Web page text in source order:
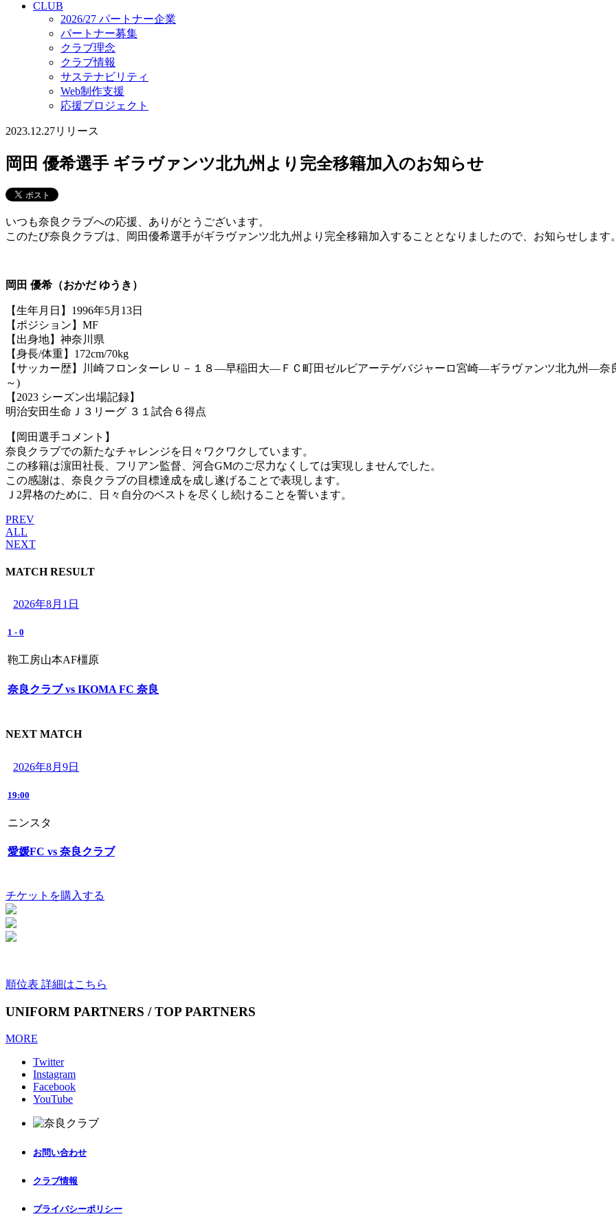
CLUB
2026/27 パートナー企業
パートナー募集
クラブ理念
クラブ情報
サステナビリティ
Web制作支援
応援プロジェクト
2023.12.27リリース
岡田 優希選手 ギラヴァンツ北九州より完全移籍加入のお知らせ
いつも奈良クラブへの応援、ありがとうございます。
このたび奈良クラブは、岡田優希選手がギラヴァンツ北九州より完全移籍加入することとなりましたので、お知らせします
岡田 優希（おかだ ゆうき）
【生年月日】1996年5月13日
【ポジション】MF
【出身地】神奈川県
【身長/体重】172cm/70kg
【サッカー歴】川崎フロンターレＵ－１８―早稲田大―ＦＣ町田ゼルビアーテゲバジャーロ宮崎―ギラヴァンツ北九州―奈
～)
【2023 シーズン出場記録】
明治安田生命Ｊ３リーグ ３１試合６得点
【岡田選手コメント】
奈良クラブでの新たなチャレンジを日々ワクワクしています。
この移籍は濵田社長、フリアン監督、河合GMのご尽力なくしては実現しませんでした。
この感謝は、奈良クラブの目標達成を成し遂げることで表現します。
Ｊ2昇格のために、日々自分のベストを尽くし続けることを誓います。
PREV
ALL
NEXT
MATCH RESULT
2026年8月1日
1 - 0
鞄工房山本AF橿原
奈良クラブ vs IKOMA FC 奈良
NEXT MATCH
2026年8月9日
19:00
ニンスタ
愛媛FC vs 奈良クラブ
チケットを購入する
順位表 詳細はこちら
UNIFORM PARTNERS / TOP PARTNERS
MORE
Twitter
Instagram
Facebook
YouTube
お問い合わせ
クラブ情報
プライバシーポリシー